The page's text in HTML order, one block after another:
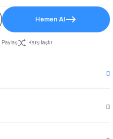
Hemen Al
Paylaş Karşılaştır